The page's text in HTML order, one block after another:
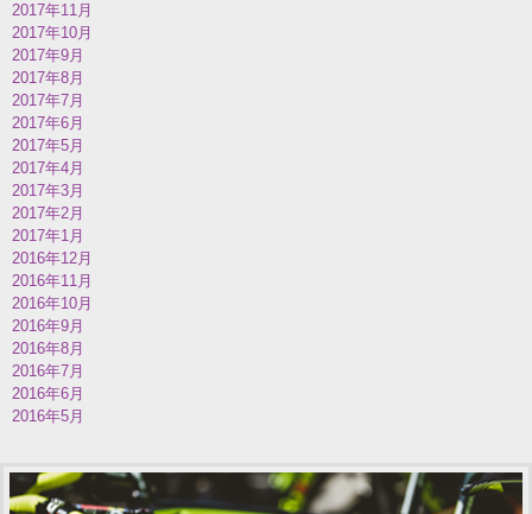
2017年11月
2017年10月
2017年9月
2017年8月
2017年7月
2017年6月
2017年5月
2017年4月
2017年3月
2017年2月
2017年1月
2016年12月
2016年11月
2016年10月
2016年9月
2016年8月
2016年7月
2016年6月
2016年5月